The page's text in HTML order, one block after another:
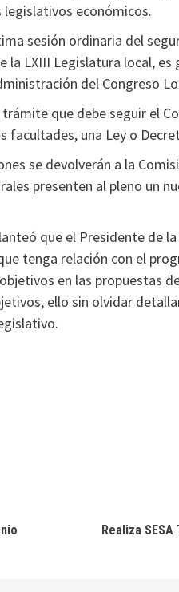
económicos.
sesión ordinaria del
LXIII Legislatura local,
del Congreso
que debe seguir el
facultades, una Ley o
se devolverán a la
presenten al pleno un
que el Presidente de
tenga relación con el
en las propuestas
ello sin olvidar
Realiza